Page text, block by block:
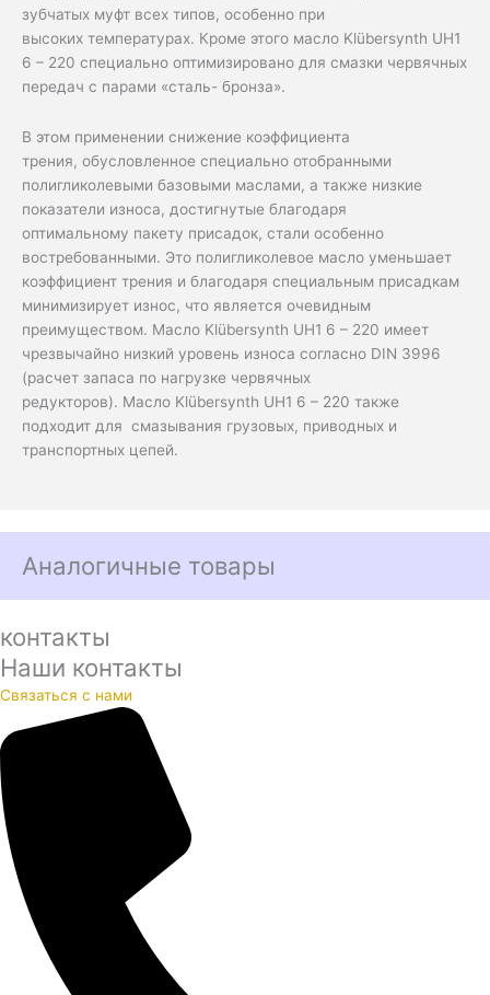
зубчатых муфт всех типов, особенно при
высоких температурах. Кроме этого масло Klübersynth UH1
6 – 220 специально оптимизировано для смазки червячных
передач с парами «сталь- бронза».
В этом применении снижение коэффициента
трения, обусловленное специально отобранными
полигликолевыми базовыми маслами, а также низкие
показатели износа, достигнутые благодаря
оптимальному пакету присадок, стали особенно
востребованными. Это полигликолевое масло уменьшает
коэффициент трения и благодаря специальным присадкам
минимизирует износ, что является очевидным
преимуществом. Масло Klübersynth UH1 6 – 220 имеет
чрезвычайно низкий уровень износа согласно DIN 3996
(расчет запаса по нагрузке червячных
редукторов). Масло Klübersynth UH1 6 – 220 также
подходит для смазывания грузовых, приводных и
транспортных цепей.
Аналогичные товары
контакты
Наши контакты
Связаться с нами